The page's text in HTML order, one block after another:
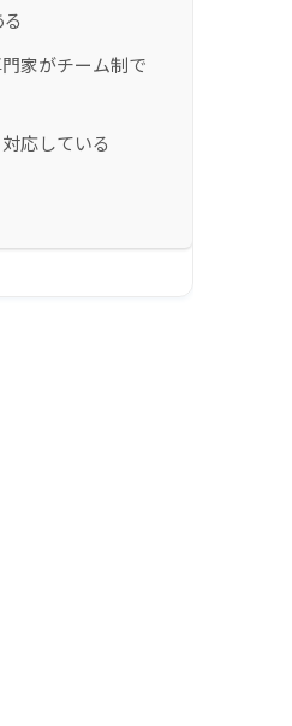
家がチーム制で
応している